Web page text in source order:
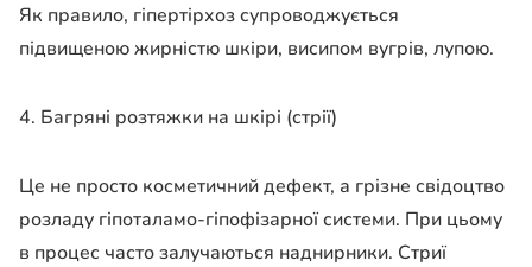
Як правило, гіпертірхоз супроводжується
підвищеною жирністю шкіри, висипом вугрів, лупою.
4. Багряні розтяжки на шкірі (стрії)
Це не просто косметичний дефект, а грізне свідоцтво
розладу гіпоталамо-гіпофізарної системи. При цьому
в процес часто залучаються наднирники. Стриї